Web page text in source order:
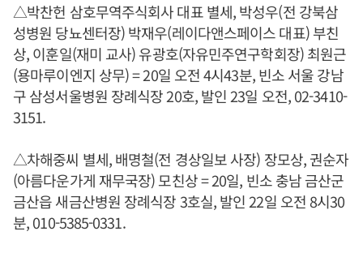
△박찬헌 삼호무역주식회사 대표 별세, 박성우(전 강북삼
성병원 당뇨센터장) 박재우(레이다앤스페이스 대표) 부친
상, 이훈일(재미 교사) 유광호(자유민주연구학회장) 최원근
(용마루이엔지 상무) = 20일 오전 4시43분, 빈소 서울 강남
구 삼성서울병원 장례식장 20호, 발인 23일 오전, 02-3410-
3151.
△차해중씨 별세, 배명철(전 경상일보 사장) 장모상, 권순자
(아름다운가게 재무국장) 모친상 = 20일, 빈소 충남 금산군
금산읍 새금산병원 장례식장 3호실, 발인 22일 오전 8시30
분, 010-5385-0331.